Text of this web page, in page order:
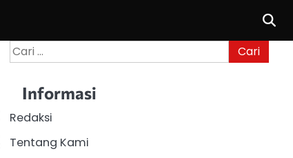
Cari
untuk:
Informasi
Redaksi
Tentang Kami